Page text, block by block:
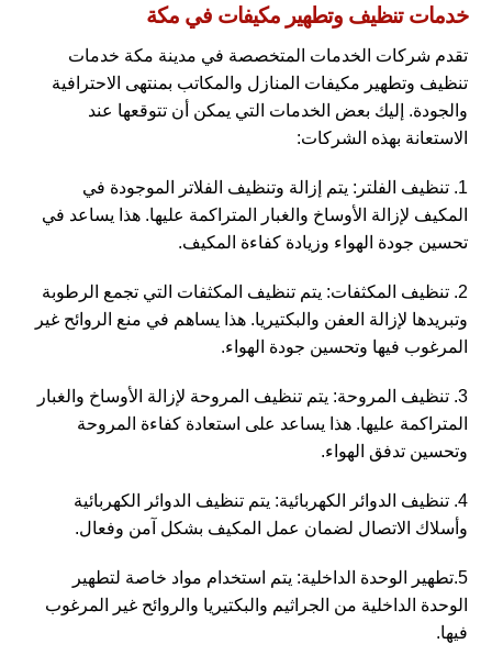
خدمات تنظيف وتطهير مكيفات في مكة
تقدم شركات الخدمات المتخصصة في مدينة مكة خدمات
تنظيف وتطهير مكيفات المنازل والمكاتب بمنتهى الاحترافية
والجودة. إليك بعض الخدمات التي يمكن أن تتوقعها عند
الاستعانة بهذه الشركات:
1. تنظيف الفلتر: يتم إزالة وتنظيف الفلاتر الموجودة في
المكيف لإزالة الأوساخ والغبار المتراكمة عليها. هذا يساعد في
تحسين جودة الهواء وزيادة كفاءة المكيف.
2. تنظيف المكثفات: يتم تنظيف المكثفات التي تجمع الرطوبة
وتبريدها لإزالة العفن والبكتيريا. هذا يساهم في منع الروائح غير
المرغوب فيها وتحسين جودة الهواء.
3. تنظيف المروحة: يتم تنظيف المروحة لإزالة الأوساخ والغبار
المتراكمة عليها. هذا يساعد على استعادة كفاءة المروحة
وتحسين تدفق الهواء.
4. تنظيف الدوائر الكهربائية: يتم تنظيف الدوائر الكهربائية
وأسلاك الاتصال لضمان عمل المكيف بشكل آمن وفعال.
5.تطهير الوحدة الداخلية: يتم استخدام مواد خاصة لتطهير
الوحدة الداخلية من الجراثيم والبكتيريا والروائح غير المرغوب
فيها.